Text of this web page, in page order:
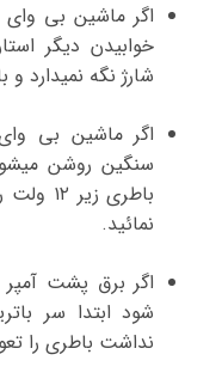
اگر ماشین بی
خوابیدن دیگر
شارژ نگه نمیدارد
اگر ماشین بی
سنگین روشن
باطری
نمائید.
اگر برق پشت
شود ابتدا سر
نداشت باطری را